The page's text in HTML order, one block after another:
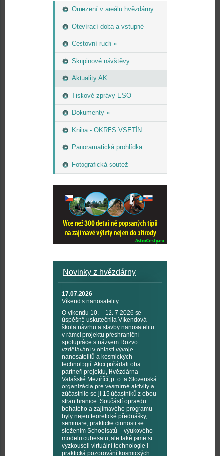
Omezení v areálu hvězdárny
Otevírací doba a vstupné
Cestovní ruch »
Skupinové návštěvy
Aktuality AK
Tiskové zprávy ESO
Dokumenty »
Kniha - OKRES VSETÍN
Panoramatická prohlídka
Fotografická soutež
Novinky z hvězdárny
17.07.2026
Víkend s nanosatelity
O víkendu 10. – 12. 7 2026 se
úspěšně uskutečnila Víkendová
škola návrhu a stavby nanosatelitů
v rámci projektu přeshraniční
spolupráce s názvem Rozvoj
vzdělávání v oblasti vývoje
nanosatelitů a kosmických
technologií. Akci pořádali oba
partneři projektu, Hvězdárna
Valašské Meziříčí, p. o. a Slovenská
organizácia pre vesmírné aktivity a
zúčastnilo se ji 15 účastníků z obou
stran hranice. Součástí opravdu
bohatého a zajímavého programu
byly nejen teoretické přednášky,
semináře, praktické činnosti se
složením Schoolsatů – výukového
modelu cubesatu, ale také jsme si
vyzkoušeli virtuální technologie i
praktická pozorování kosmických